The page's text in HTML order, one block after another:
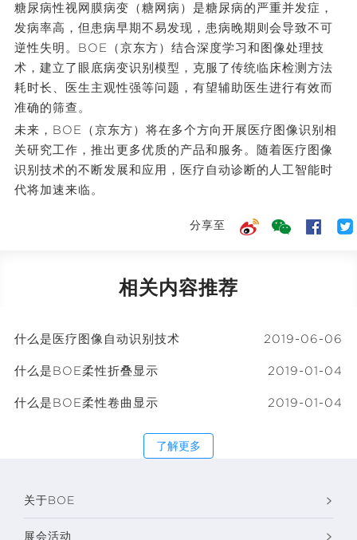
糖尿病性视网膜病变（糖网病）是糖尿病的严重并发症，
发病率高，但患病早期不易发现，患病晚期则会导致不可
逆性失明。BOE（京东方）结合深度学习和图像处理技
术，建立了眼底病变识别模型，克服了传统临床检测方法
耗时长、医生主观性强等问题，有望辅助医生进行有效而
准确的筛查。
未来，BOE（京东方）将在多个方向开展医疗图像识别相
关研究工作，推出更多优质的产品和服务。随着医疗图像
识别技术的不断发展和应用，医疗自动诊断的人工智能时
代将加速来临。
分享至
相关内容推荐
什么是医疗图像自动识别技术 2019-06-06
什么是BOE柔性折叠显示 2019-01-04
什么是BOE柔性卷曲显示 2019-01-04
了解更多
关于BOE
展会活动